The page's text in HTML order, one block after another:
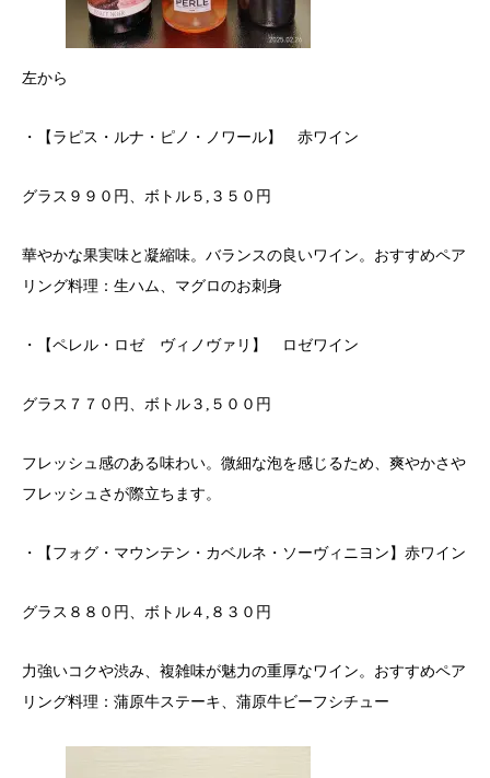
左から
・【ラピス・ルナ・ピノ・ノワール】 赤ワイン
グラス９９０円、ボトル５,３５０円
華やかな果実味と凝縮味。バランスの良いワイン。おすすめペア
リング料理：生ハム、マグロのお刺身
・【ペレル・ロゼ ヴィノヴァリ】 ロゼワイン
グラス７７０円、ボトル３,５００円
フレッシュ感のある味わい。微細な泡を感じるため、爽やかさや
フレッシュさが際立ちます。
・【フォグ・マウンテン・カベルネ・ソーヴィニヨン】赤ワイン
グラス８８０円、ボトル４,８３０円
力強いコクや渋み、複雑味が魅力の重厚なワイン。おすすめペア
リング料理：蒲原牛ステーキ、蒲原牛ビーフシチュー